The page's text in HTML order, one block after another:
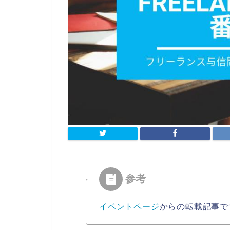
イベントページからの転載記事